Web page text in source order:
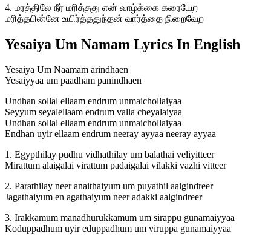
4. மரத்திலே நீர் மரித்தது என் வாழ்க்கை கரையேற
மரித்தபின்னே உயிர்த்ததுந்தன் வார்த்தை நிறைவேற
Yesaiya Um Namam Lyrics In English
Yesaiya Um Naamam arindhaen
Yesaiyyaa um paadham panindhaen
Undhan sollal ellaam endrum unmaichollaiyaa
Seyyum seyalellaam endrum valla cheyalaiyaa
Undhan sollal ellaam endrum unmaichollaiyaa
Endhan uyir ellaam endrum neeray ayyaa neeray ayyaa
1. Egypthilay pudhu vidhathilay um balathai veliyitteer
Mirattum alaigalai virattum padaigalai vilakki vazhi vitteer
2. Parathilay neer anaithaiyum um puyathil aalgindreer
Jagathaiyum en agathaiyum neer adakki aalgindreer
3. Irakkamum manadhurukkamum um sirappu gunamaiyyaa
Koduppadhum uyir eduppadhum um viruppa gunamaiyyaa